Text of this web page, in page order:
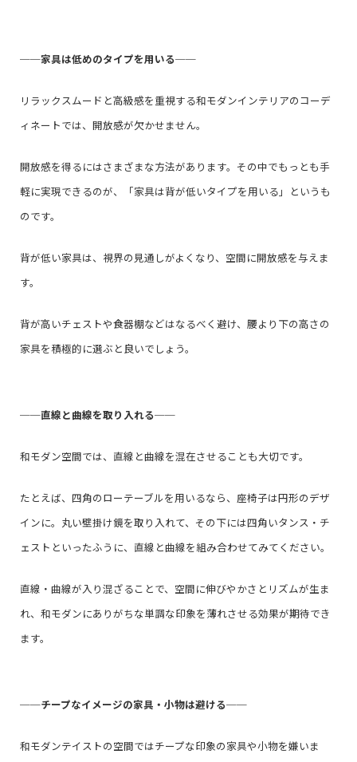
──家具は低めのタイプを用いる──
リラックスムードと高級感を重視する和モダンインテリアのコーデ
ィネートでは、開放感が欠かせません。
開放感を得るにはさまざまな方法があります。その中でもっとも手
軽に実現できるのが、「家具は背が低いタイプを用いる」というも
のです。
背が低い家具は、視界の見通しがよくなり、空間に開放感を与えま
す。
背が高いチェストや食器棚などはなるべく避け、腰より下の高さの
家具を積極的に選ぶと良いでしょう。
──直線と曲線を取り入れる──
和モダン空間では、直線と曲線を混在させることも大切です。
たとえば、四角のローテーブルを用いるなら、座椅子は円形のデザ
インに。丸い壁掛け鏡を取り入れて、その下には四角いタンス・チ
ェストといったふうに、直線と曲線を組み合わせてみてください。
直線・曲線が入り混ざることで、空間に伸びやかさとリズムが生ま
れ、和モダンにありがちな単調な印象を薄れさせる効果が期待でき
ます。
──チープなイメージの家具・小物は避ける──
和モダンテイストの空間ではチープな印象の家具や小物を嫌いま